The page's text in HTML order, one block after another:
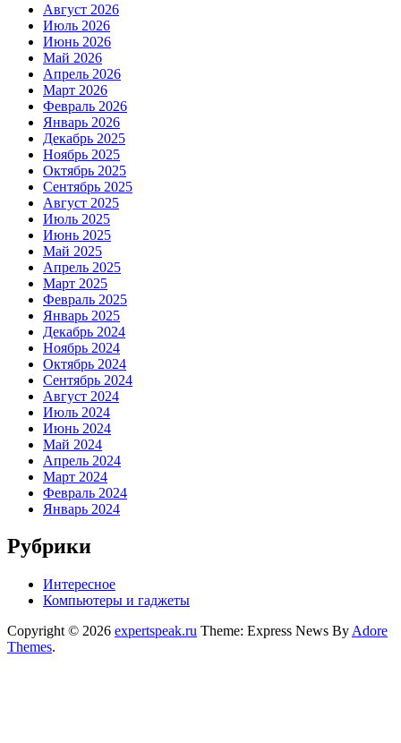
Август 2026
Июль 2026
Июнь 2026
Май 2026
Апрель 2026
Март 2026
Февраль 2026
Январь 2026
Декабрь 2025
Ноябрь 2025
Октябрь 2025
Сентябрь 2025
Август 2025
Июль 2025
Июнь 2025
Май 2025
Апрель 2025
Март 2025
Февраль 2025
Январь 2025
Декабрь 2024
Ноябрь 2024
Октябрь 2024
Сентябрь 2024
Август 2024
Июль 2024
Июнь 2024
Май 2024
Апрель 2024
Март 2024
Февраль 2024
Январь 2024
Рубрики
Интересное
Компьютеры и гаджеты
Copyright © 2026 expertspeak.ru Theme: Express News By Adore
Themes.